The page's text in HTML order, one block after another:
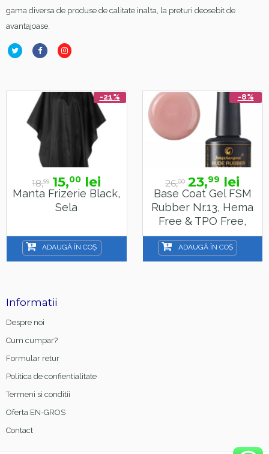
gama diversa de produse de calitate inalta, la preturi deosebit de
avantajoase.
-21%
18,99 15,00 lei
Manta Frizerie Black,
Sela
ADAUGĂ ÎN COȘ
-8%
26,00 23,99 lei
Base Coat Gel FSM
Rubber Nr.13, Hema
Free & TPO Free,
15ml
ADAUGĂ ÎN COȘ
Informatii
Despre noi
Cum cumpar?
Formular retur
Politica de confientialitate
Termeni si conditii
Oferta EN-GROS
Contact